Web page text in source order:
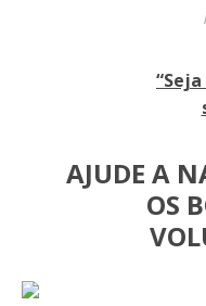
AJUDE A
OS